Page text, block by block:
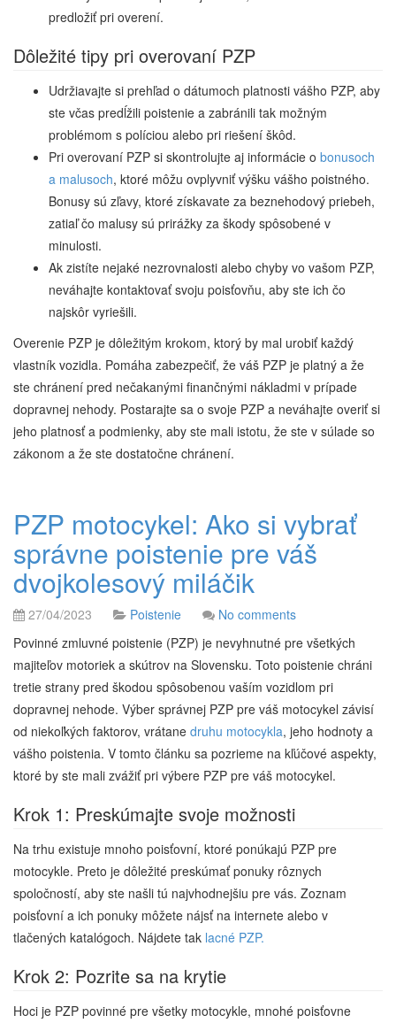
predložiť pri overení.
Dôležité tipy pri overovaní PZP
Udržiavajte si prehľad o dátumoch platnosti vášho PZP, aby
ste včas predĺžili poistenie a zabránili tak možným
problémom s políciou alebo pri riešení škôd.
Pri overovaní PZP si skontrolujte aj informácie o bonusoch
a malusoch, ktoré môžu ovplyvniť výšku vášho poistného.
Bonusy sú zľavy, ktoré získavate za beznehodový priebeh,
zatiaľ čo malusy sú prirážky za škody spôsobené v
minulosti.
Ak zistíte nejaké nezrovnalosti alebo chyby vo vašom PZP,
neváhajte kontaktovať svoju poisťovňu, aby ste ich čo
najskôr vyriešili.
Overenie PZP je dôležitým krokom, ktorý by mal urobiť každý
vlastník vozidla. Pomáha zabezpečiť, že váš PZP je platný a že
ste chránení pred nečakanými finančnými nákladmi v prípade
dopravnej nehody. Postarajte sa o svoje PZP a neváhajte overiť si
jeho platnosť a podmienky, aby ste mali istotu, že ste v súlade so
zákonom a že ste dostatočne chránení.
PZP motocykel: Ako si vybrať
správne poistenie pre váš
dvojkolesový miláčik
27/04/2023 Poistenie
No comments
Povinné zmluvné poistenie (PZP) je nevyhnutné pre všetkých
majiteľov motoriek a skútrov na Slovensku. Toto poistenie chráni
tretie strany pred škodou spôsobenou vaším vozidlom pri
dopravnej nehode. Výber správnej PZP pre váš motocykel závisí
od niekoľkých faktorov, vrátane druhu motocykla, jeho hodnoty a
vášho poistenia. V tomto článku sa pozrieme na kľúčové aspekty,
ktoré by ste mali zvážiť pri výbere PZP pre váš motocykel.
Krok 1: Preskúmajte svoje možnosti
Na trhu existuje mnoho poisťovní, ktoré ponúkajú PZP pre
motocykle. Preto je dôležité preskúmať ponuky rôznych
spoločností, aby ste našli tú najvhodnejšiu pre vás. Zoznam
poisťovní a ich ponuky môžete nájsť na internete alebo v
tlačených katalógoch. Nájdete tak lacné PZP.
Krok 2: Pozrite sa na krytie
Hoci je PZP povinné pre všetky motocykle, mnohé poisťovne